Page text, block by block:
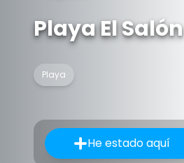
Playa El Salón
Playa
He estado aquí